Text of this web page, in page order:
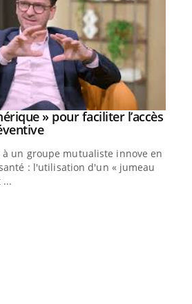
» pour faciliter l’accès
Youtube
un groupe mutualiste innove en
: l'utilisation d'un « jumeau
...